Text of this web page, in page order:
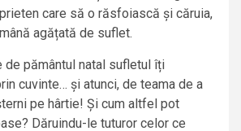
care să o răsfoiască și căruia,
agățată de suflet.
de pământul natal sufletul îți
cuvinte… și atunci, de teama de a
pe hârtie! Și cum altfel pot
Dăruindu-le tuturor celor ce